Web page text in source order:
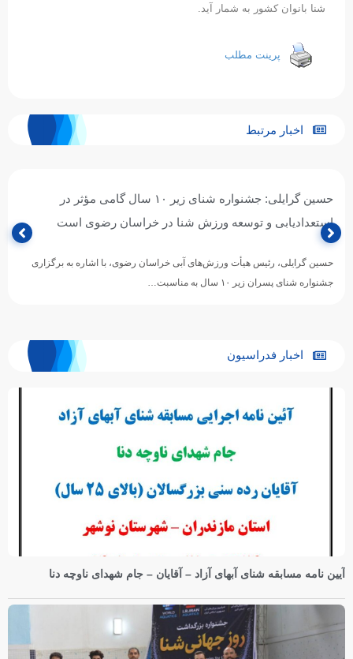
شنا بانوان کشور به شمار آید.
پرینت مطلب
اخبار مرتبط
حسین گرایلی: جشنواره شنای زیر ۱۰ سال گامی مؤثر در
استعدادیابی و توسعه ورزش شنا در خراسان رضوی است
حسین گرایلی، رئیس هیأت ورزش‌های آبی خراسان رضوی، با اشاره به برگزاری
جشنواره شنای پسران زیر ۱۰ سال به مناسبت…
اخبار فدراسیون
آیین نامه مسابقه شنای آبهای آزاد – آقایان – جام شهدای ناوچه دنا